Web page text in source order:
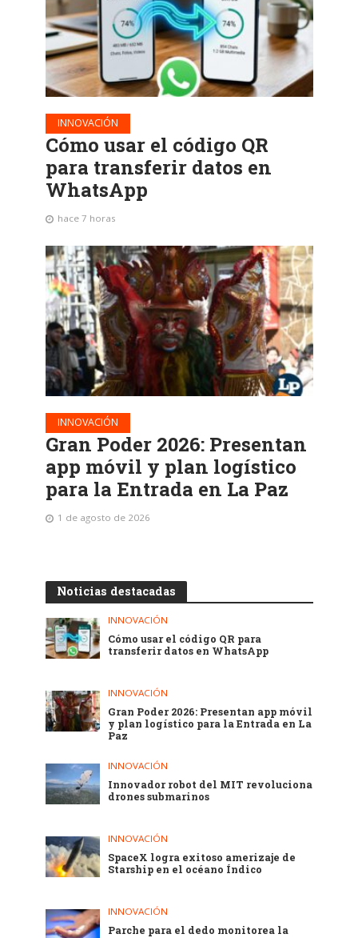
INNOVACIÓN
Cómo usar el código QR
para transferir datos en
WhatsApp
hace 7 horas
INNOVACIÓN
Gran Poder 2026: Presentan
app móvil y plan logístico
para la Entrada en La Paz
1 de agosto de 2026
Noticias destacadas
INNOVACIÓN
Cómo usar el código QR para
transferir datos en WhatsApp
INNOVACIÓN
Gran Poder 2026: Presentan app móvil
y plan logístico para la Entrada en La
Paz
INNOVACIÓN
Innovador robot del MIT revoluciona
drones submarinos
INNOVACIÓN
SpaceX logra exitoso amerizaje de
Starship en el océano Índico
INNOVACIÓN
Parche para el dedo monitorea la